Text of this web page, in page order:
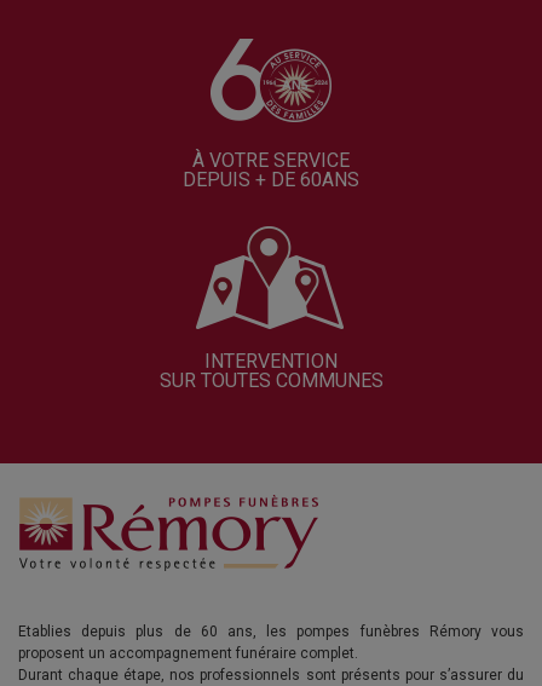
À VOTRE SERVICE
DEPUIS + DE 60ANS
INTERVENTION
SUR TOUTES COMMUNES
Etablies depuis plus de 60 ans, les pompes funèbres Rémory vous
proposent un accompagnement funéraire complet.
Durant chaque étape, nos professionnels sont présents pour s’assurer du